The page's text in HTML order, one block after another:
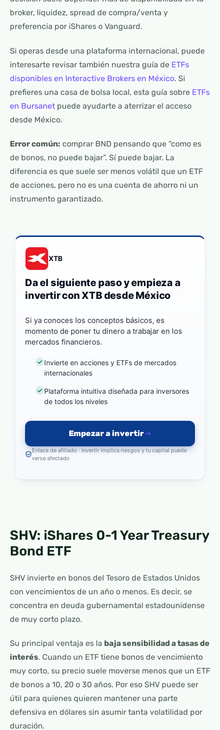
broker, liquidez, spread de compra/venta y
preferencia por iShares o Vanguard.
Si operas desde una plataforma internacional, puede
interesarte revisar también nuestra guía de ETFs
disponibles en Interactive Brokers en México. Si
prefieres una casa de bolsa local, esta guía sobre ETFs
en Bursanet puede ayudarte a aterrizar el acceso
desde México.
Error común: comprar BND pensando que “como es
de bonos, no puede bajar”. Sí puede bajar. La
diferencia es que suele ser menos volátil que un ETF
de acciones, pero no es una cuenta de ahorro ni un
instrumento garantizado.
XTB
Da el siguiente paso y empieza a
invertir con XTB desde México
Si ya conoces los conceptos básicos, es
momento de poner tu dinero a trabajar en los
mercados financieros.
Invierte en acciones y ETFs de mercados
internacionales
Plataforma intuitiva diseñada para inversores
de todos los niveles
Empezar a invertir
Enlace de afiliado · Invertir implica riesgos y tu capital puede
verse afectado
SHV: iShares 0-1 Year Treasury
Bond ETF
SHV invierte en bonos del Tesoro de Estados Unidos
con vencimientos de un año o menos. Es decir, se
concentra en deuda gubernamental estadounidense
de muy corto plazo.
Su principal ventaja es la baja sensibilidad a tasas de
interés. Cuando un ETF tiene bonos de vencimiento
muy corto, su precio suele moverse menos que un ETF
de bonos a 10, 20 o 30 años. Por eso SHV puede ser
útil para quienes quieren mantener una parte
defensiva en dólares sin asumir tanta volatilidad por
duración.